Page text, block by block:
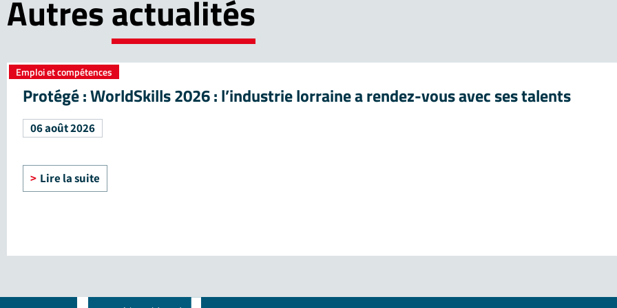
Autresactualités
Emploi et compétences
Protégé : WorldSkills 2026 : l’industrie lorraine a rendez-vous avec ses talents
06 août 2026
Lire la suite